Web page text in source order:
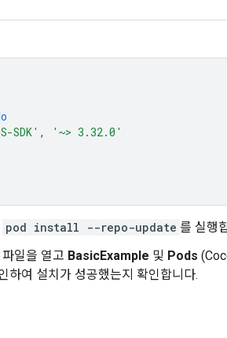
SDK' ,
'~> 3.32.0'
pod install --repo-update 를 실행
파일을 열고 BasicExample 및 Pods
하여 설치가 성공했는지 확인합니다.